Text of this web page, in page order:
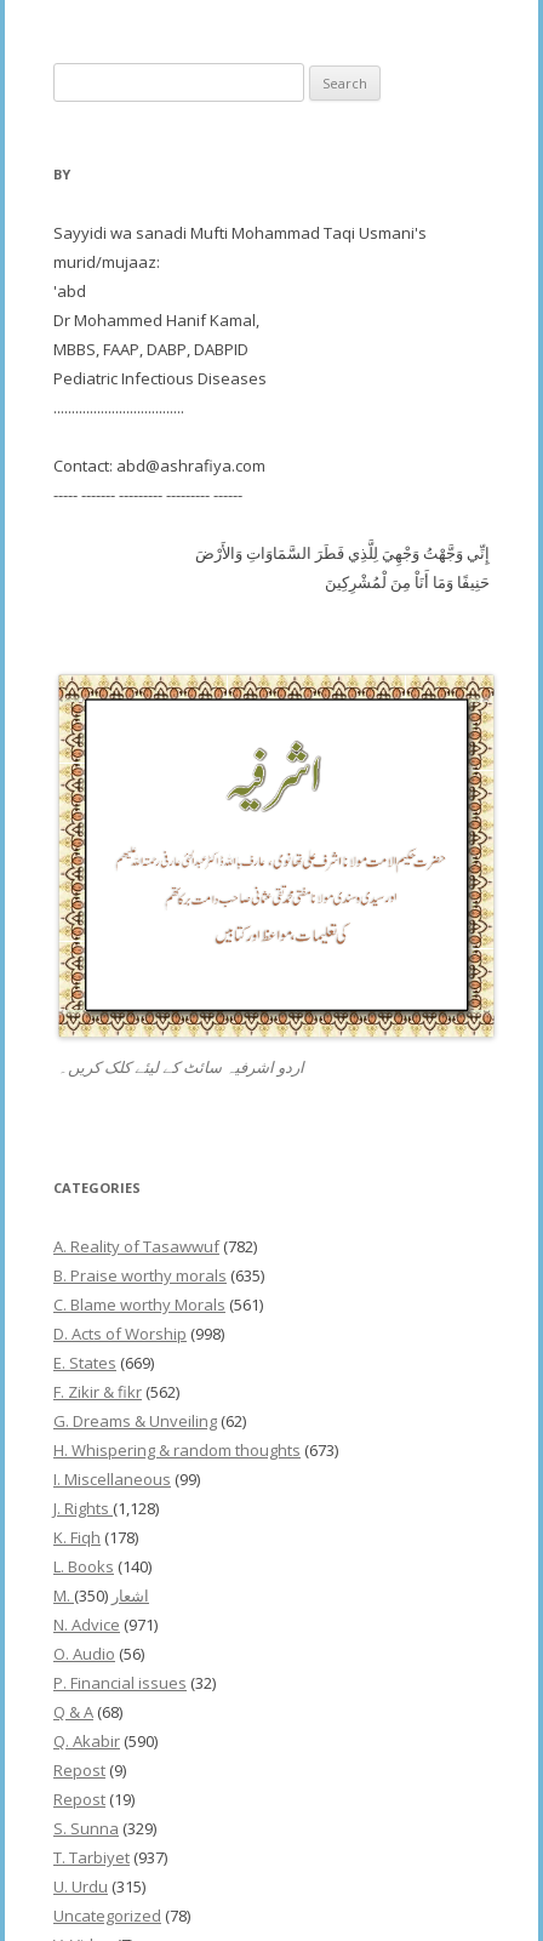
for:
BY
Sayyidi wa sanadi Mufti Mohammad Taqi Usmani's
murid/mujaaz:
'abd
Dr Mohammed Hanif Kamal,
MBBS, FAAP, DABP, DABPID
Pediatric Infectious Diseases
....................................
Contact: abd@ashrafiya.com
----- ------- --------- --------- ------
إِنِّي وَجَّهْتُ وَجْهِيَ لِلَّذِي فَطَرَ السَّمَاوَاتِ وَالأَرْضَ
حَنِيفًا وَمَا أَنَاْ مِنَ لْمُشْرِكِينَ
اردو اشرفیہ سائٹ کے لیئے کلک کریں۔
CATEGORIES
A. Reality of Tasawwuf(782)
B. Praise worthy morals (635)
C. Blame worthy Morals (561)
D. Acts of Worship (998)
E. States (669)
F. Zikir & fikr (562)
G. Dreams & Unveiling (62)
H. Whispering & random thoughts (673)
I. Miscellaneous (99)
J. Rights (1,128)
K. Fiqh (178)
L. Books (140)
M. اشعار (350)
N. Advice (971)
O. Audio (56)
P. Financial issues (32)
Q & A (68)
Q. Akabir (590)
Repost (9)
Repost (19)
S. Sunna (329)
T. Tarbiyet (937)
U. Urdu (315)
Uncategorized (78)